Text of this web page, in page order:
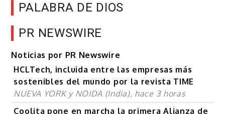
PALABRA DE DIOS
PR NEWSWIRE
Noticias por PR Newswire
HCLTech, incluida entre las empresas más
sostenibles del mundo por la revista TIME
NUEVA YORK y NOIDA (India), hace 3 horas
Coolita pone en marcha la primera Alianza de